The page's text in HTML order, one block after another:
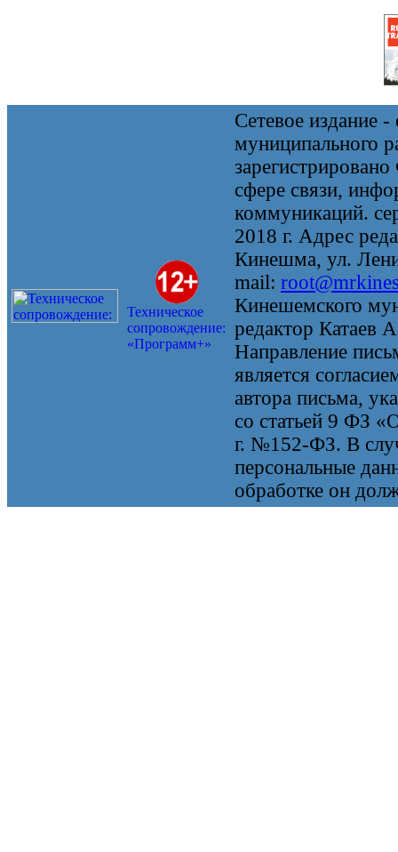
Техническое
сопровождение:
«Программ+»
Сетевое издание
муниципального
сфере связи,
коммуникаций.
2018 г. Адрес
Кинешма, ул.
mail:
Кинешемского
редактор Катаев
Направление
является
автора письма,
со статьей 9 ФЗ
г. №152-ФЗ. В
персональные
обработке он